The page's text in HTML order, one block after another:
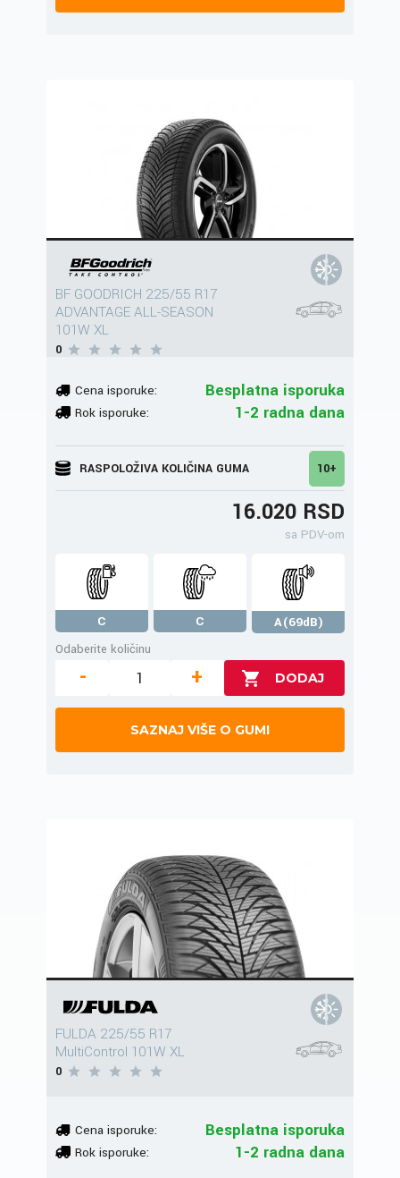
BF GOODRICH 225/55 R17
ADVANTAGE ALL-SEASON
101W XL
0
Cena isporuke: Besplatna isporuka
Rok isporuke: 1-2 radna dana
RASPOLOŽIVA KOLIČINA GUMA 10+
16.020 RSD
sa PDV-om
C C
A(69dB)
Odaberite količinu
- +
SAZNAJ VIŠE O GUMI
FULDA 225/55 R17
MultiControl 101W XL
0
Cena isporuke: Besplatna isporuka
Rok isporuke: 1-2 radna dana